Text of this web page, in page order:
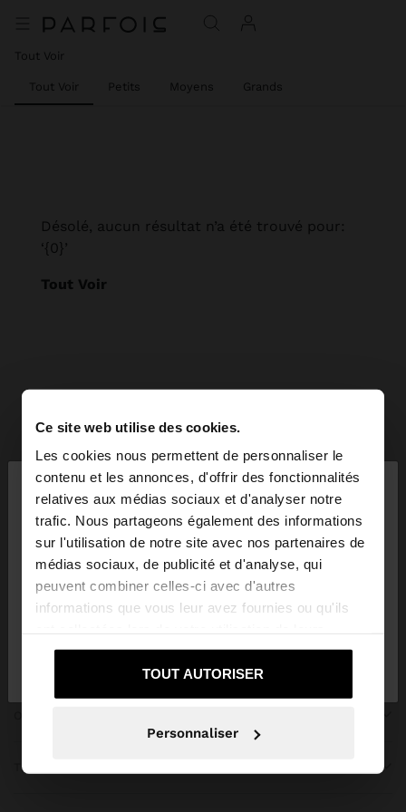
Ce site web utilise des cookies.
Les cookies nous permettent de personnaliser le
contenu et les annonces, d'offrir des fonctionnalités
relatives aux médias sociaux et d'analyser notre
trafic. Nous partageons également des informations
sur l'utilisation de notre site avec nos partenaires de
médias sociaux, de publicité et d'analyse, qui
peuvent combiner celles-ci avec d'autres
informations que vous leur avez fournies ou qu'ils
services.
TOUT AUTORISER
Personnaliser
bonjour ×
Vous accédez au site depuis Trinidad and Tobago.
Voulez-vous parcourir notre site au United States?
vers United
Tout Voir
Tout Voir Petits Moyens Grands
Désolé, aucun résultat n’a été trouvé pour:
‘{0}’
Tout Voir
Parfois Accessoires Parapluies
REJOIGNEZ NOTRE NEWSLETTER
et obtenez 10% de réduction
TENDANCES